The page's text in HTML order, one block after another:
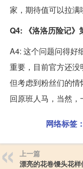
家，期待值可以拉满
Q4: 《洛洛历险记》
A4: 这个问题问得好
重要，目前官方还没
但考虑到粉丝们的
回原班人马，当然，
网络标签：
上一篇
漂亮的花卷馒头花